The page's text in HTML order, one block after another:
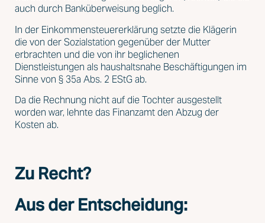
auch durch Banküberweisung beglich.
In der Einkommensteuererklärung setzte die Klägerin
die von der Sozialstation gegenüber der Mutter
erbrachten und die von ihr beglichenen
Dienstleistungen als haushaltsnahe Beschäftigungen im
Sinne von § 35a Abs. 2 EStG ab.
Da die Rechnung nicht auf die Tochter ausgestellt
worden war, lehnte das Finanzamt den Abzug der
Kosten ab.
Zu Recht?
Aus der Entscheidung: